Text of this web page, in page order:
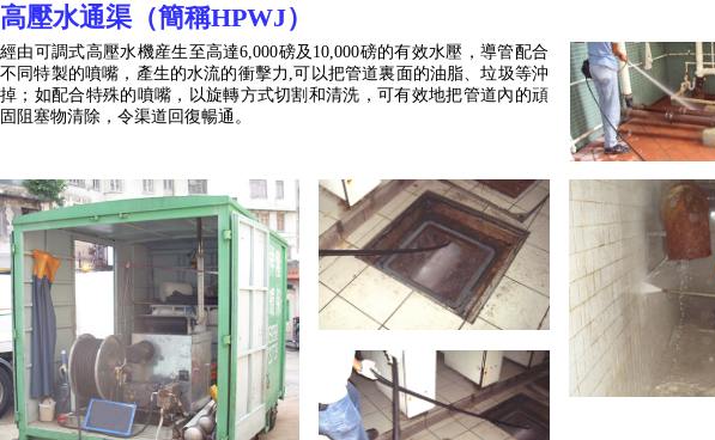
高壓水通渠（簡稱HPWJ）
經由可調式高壓水機産生至高達6,000磅及10,000磅的有效水壓，導管配合
不同特製的噴嘴，產生的水流的衝擊力,可以把管道裏面的油脂、垃圾等沖
掉；如配合特殊的噴嘴，以旋轉方式切割和清洗，可有效地把管道內的頑
固阻塞物清除，令渠道回復暢通。